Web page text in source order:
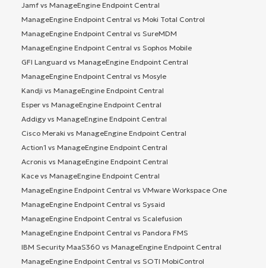
Jamf vs ManageEngine Endpoint Central
ManageEngine Endpoint Central vs Moki Total Control
ManageEngine Endpoint Central vs SureMDM
ManageEngine Endpoint Central vs Sophos Mobile
GFI Languard vs ManageEngine Endpoint Central
ManageEngine Endpoint Central vs Mosyle
Kandji vs ManageEngine Endpoint Central
Esper vs ManageEngine Endpoint Central
Addigy vs ManageEngine Endpoint Central
Cisco Meraki vs ManageEngine Endpoint Central
Action1 vs ManageEngine Endpoint Central
Acronis vs ManageEngine Endpoint Central
Kace vs ManageEngine Endpoint Central
ManageEngine Endpoint Central vs VMware Workspace One
ManageEngine Endpoint Central vs Sysaid
ManageEngine Endpoint Central vs Scalefusion
ManageEngine Endpoint Central vs Pandora FMS
IBM Security MaaS360 vs ManageEngine Endpoint Central
ManageEngine Endpoint Central vs SOTI MobiControl